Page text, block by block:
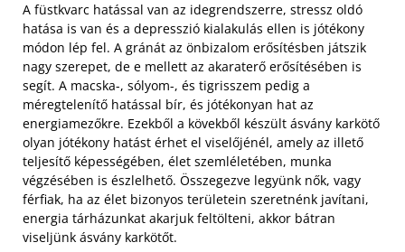
A füstkvarc hatással van az idegrendszerre, stressz oldó
hatása is van és a depresszió kialakulás ellen is jótékony
módon lép fel. A gránát az önbizalom erősítésben játszik
nagy szerepet, de e mellett az akaraterő erősítésében is
segít. A macska-, sólyom-, és tigrisszem pedig a
méregtelenítő hatással bír, és jótékonyan hat az
energiamezőkre. Ezekből a kövekből készült ásvány karkötő
olyan jótékony hatást érhet el viselőjénél, amely az illető
teljesítő képességében, élet szemléletében, munka
végzésében is észlelhető. Összegezve legyünk nők, vagy
férfiak, ha az élet bizonyos területein szeretnénk javítani,
energia tárházunkat akarjuk feltölteni, akkor bátran
viseljünk ásvány karkötőt.